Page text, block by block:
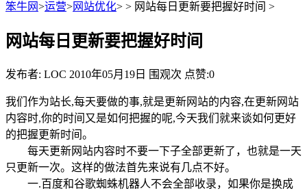
笨牛网>运营>网站优化> > 网站每日更新要把握好时间 >
网站每日更新要把握好时间
发布者: LOC 2010年05月19日 围观次 点赞:0
我们作为站长,每天要做的事,就是更新网站的内容,在更新网站
内容时,你的时间又是如何把握的呢,今天我们就来谈如何更好
的把握更新时间。
每天更新网站内容时不要一下子全部更新了，也就是一天
只更新一次。这样的做法首先来说有几点不好。
一.百度和谷歌蜘蛛机器人不会全部收录，如果你是换成